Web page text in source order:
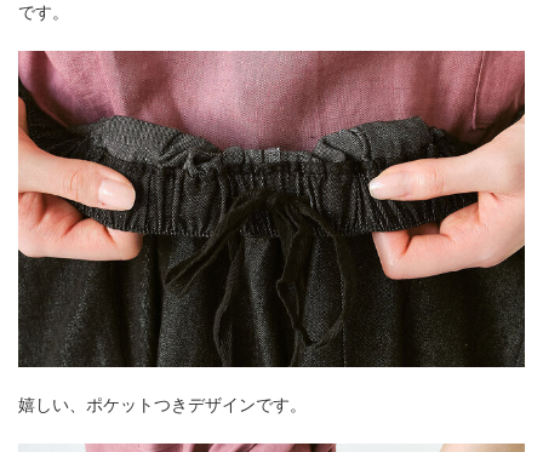
です。
嬉しい、ポケットつきデザインです。